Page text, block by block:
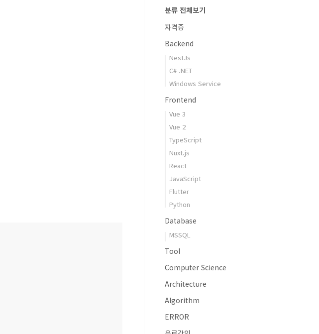
분류 전체보기
자격증
Backend
NestJs
C# .NET
Windows Service
Frontend
Vue 3
Vue 2
TypeScript
Nuxt.js
React
JavaScript
Flutter
Python
Database
MSSQL
Tool
Computer Science
Architecture
Algorithm
ERROR